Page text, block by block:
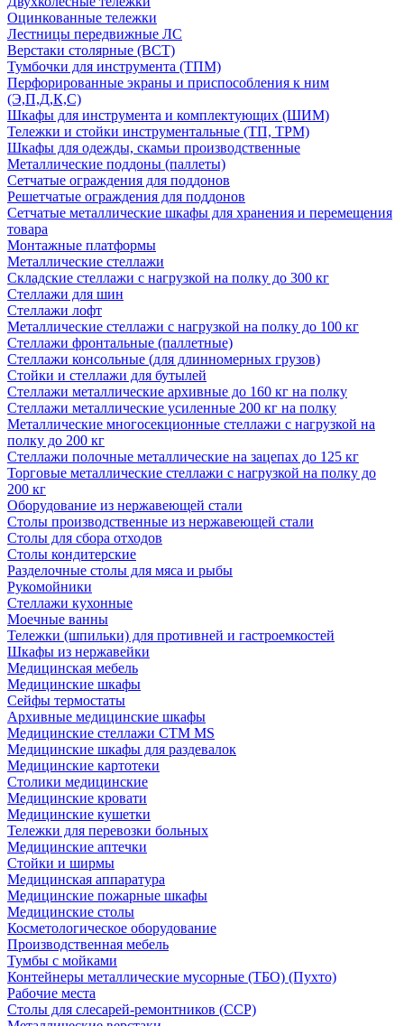
Оцинкованные тележки
Лестницы передвижные ЛС
Верстаки столярные (ВСТ)
Тумбочки для инструмента (ТПМ)
Перфорированные экраны и приспособления к ним
(Э,П,Д,К,С)
Шкафы для инструмента и комплектующих (ШИМ)
Тележки и стойки инструментальные (ТП, ТРМ)
Шкафы для одежды, скамьи производственные
Металлические поддоны (паллеты)
Сетчатые ограждения для поддонов
Решетчатые ограждения для поддонов
Сетчатые металлические шкафы для хранения и перемещения
товара
Монтажные платформы
Металлические стеллажи
Складские стеллажи с нагрузкой на полку до 300 кг
Стеллажи для шин
Стеллажи лофт
Металлические стеллажи с нагрузкой на полку до 100 кг
Стеллажи фронтальные (паллетные)
Стеллажи консольные (для длинномерных грузов)
Стойки и стеллажи для бутылей
Стеллажи металлические архивные до 160 кг на полку
Стеллажи металлические усиленные 200 кг на полку
Металлические многосекционные стеллажи с нагрузкой на
полку до 200 кг
Стеллажи полочные металлические на зацепах до 125 кг
Торговые металлические стеллажи с нагрузкой на полку до
200 кг
Оборудование из нержавеющей стали
Столы производственные из нержавеющей стали
Столы для сбора отходов
Столы кондитерские
Разделочные столы для мяса и рыбы
Рукомойники
Стеллажи кухонные
Моечные ванны
Тележки (шпильки) для противней и гастроемкостей
Шкафы из нержавейки
Медицинская мебель
Медицинские шкафы
Сейфы термостаты
Архивные медицинские шкафы
Медицинские стеллажи CTM MS
Медицинские шкафы для раздевалок
Медицинские картотеки
Столики медицинские
Медицинские кровати
Медицинские кушетки
Тележки для перевозки больных
Медицинские аптечки
Стойки и ширмы
Медицинская аппаратура
Медицинские пожарные шкафы
Медицинские столы
Косметологическое оборудование
Производственная мебель
Тумбы с мойками
Контейнеры металлические мусорные (ТБО) (Пухто)
Рабочие места
Столы для слесарей-ремонтников (ССР)